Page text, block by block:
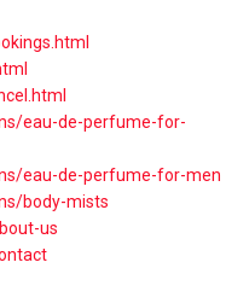
eau-de-perfume-for-
eau-de-perfume-for-men
body-mists
us